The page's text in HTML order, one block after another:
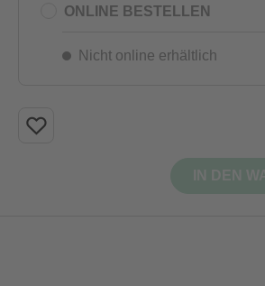
ONLINE BESTELLEN
Nicht online erhältlich